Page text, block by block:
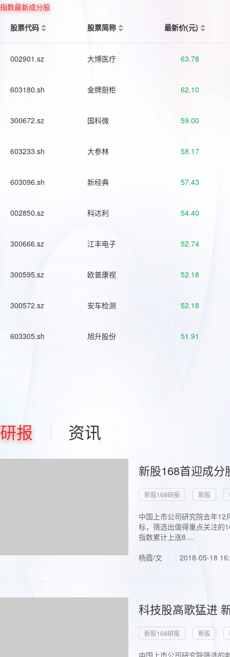
指数最新成分股
股票代码
股票简称 最新价(元)
002901.sz 大博医疗 63.78
603180.sh 金牌厨柜 62.10
300672.sz 国科微 59.00
603233.sh 大参林 58.17
603096.sh 新经典 57.43
002850.sz 科达利 54.40
300666.sz 江丰电子 52.74
300595.sz 欧普康视 52.18
300572.sz 安车检测 52.18
603305.sh 旭升股份 51.91
研报 资讯
新股168首迎成
新股168研报 新股
中国上市公司研究院去年
标，筛选出值得重点关注的
指数累计上涨8....
杨霞/文
2018-05-18
科技股高歌猛进
新股168研报 新股
中国上市公司研究院筛选的